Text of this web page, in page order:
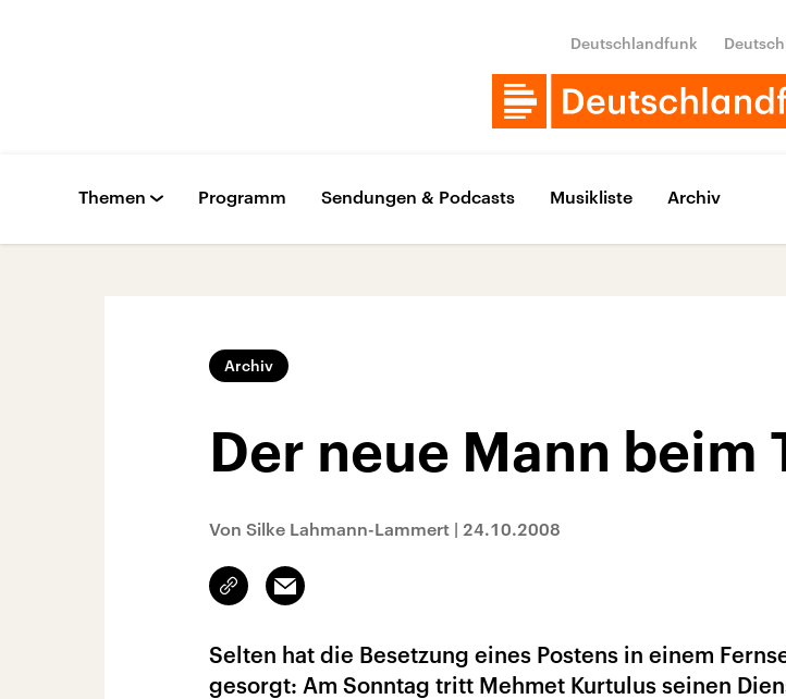
Deutschlandfunk
Themen Programm Sendungen & Podcasts Musikliste Archiv
Archiv
Der neue Mann beim
Von Silke Lahmann-Lammert | 24.10.2008
Link
kopieren/teilen
Email
Selten hat die Besetzung eines Postens in einem
gesorgt: Am Sonntag tritt Mehmet Kurtulus seinen